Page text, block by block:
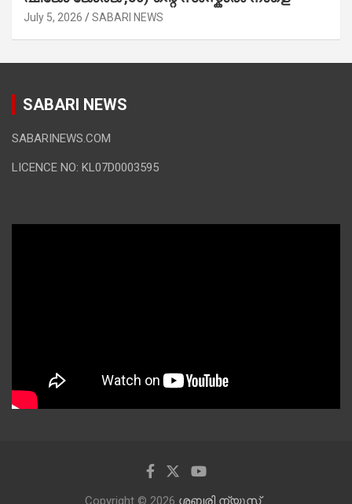
July 5, 2026 SABARI NEWS
SABARI NEWS
SABARINEWS.COM
LICENCE NO: KL07D0003595
Copyright © 2026 ശബരി ന്യൂസ്